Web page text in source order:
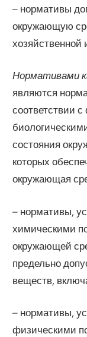
– нормативы
окружающую
хозяйственной
Нормативами
являются
соответствии
состояния
которых
окружающая
– нормативы,
химическими
окружающей
предельно
веществ,
– нормативы,
физическими